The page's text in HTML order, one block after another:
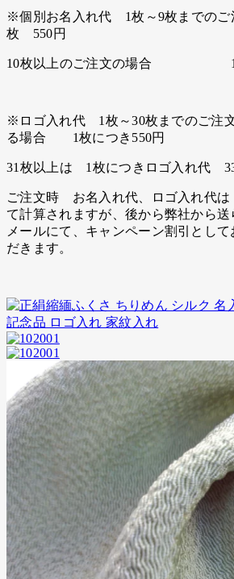
※個別お名入れ代 1枚～9枚までの
枚 550円
10枚以上のご注文の場合 1
※ロゴ入れ代 1枚～30枚までのご注
る場合 1枚につき550円
31枚以上は 1枚につきロゴ入れ代
ご注文時 お名入れ代、ロゴ入れ代
て計算されますが、後から弊社から
メールにて、キャンペーン割引とし
だきます。